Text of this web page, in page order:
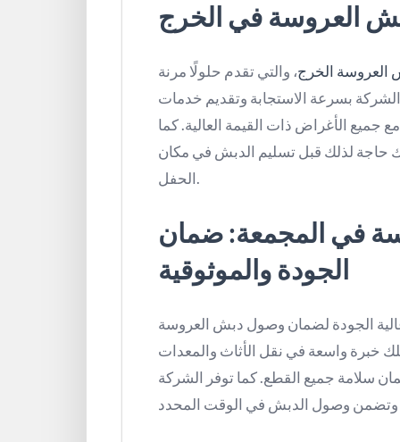
العروسة في الخرج
الخرج، والتي تقدم حلولًا مرنة
الشركة بسرعة الاستجابة وتقديم خدمات
جميع الأغراض ذات القيمة العالية. كما
حاجة لذلك قبل تسليم الدبش في مكان
الحفل.
في المجمعة: ضمان
الجودة والموثوقية
الجودة لضمان وصول دبش العروسة
خبرة واسعة في نقل الأثاث والمعدات
سلامة جميع القطع. كما توفر الشركة